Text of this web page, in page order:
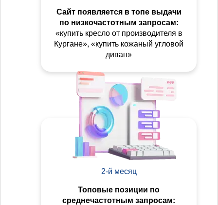
Сайт появляется в топе выдачи
по низкочастотным запросам:
«купить кресло от производителя в
Кургане», «купить кожаный угловой
диван»
2-й месяц
Топовые позиции по
среднечастотным запросам: